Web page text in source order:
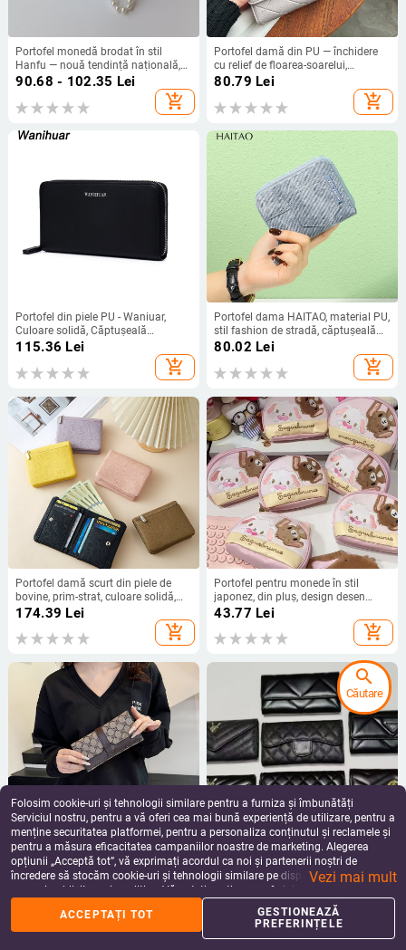
Portofel monedă brodat în stil
Hanfu — nouă tendință națională,
poliester, căptușeală din bumbac,
90.68 - 102.35 Lei
add_shopping_cart
Portofel damă din PU — închidere
cu relief de floarea-soarelui,
compartiment pentru carduri cu trei
pliuri și spații mari, impermeabil,
anti-furt
80.79 Lei
add_shopping_cart
Portofel din piele PU - Waniuar,
Culoare solidă, Căptușeală
poliester, Iarna 2024
115.36 Lei
add_shopping_cart
Portofel dama HAITAO, material PU,
stil fashion de stradă, căptușeală
poliester, extensie
80.02 Lei
add_shopping_cart
Portofel damă scurt din piele de
bovine, prim-strat, culoare solidă,
căptușeală poliester, toamnă 2025,
174.39 Lei
add_shopping_cart
Portofel pentru monede în stil
japonez, din pluș, design desen
animat, unisex, pentru depozitare
43.77 Lei
add_shopping_cart
Portofel damă din PU, cu model
floral, mai multe compartimente
pentru carduri, închidere cu
cataramă tripla, căptușeală din
74.49 - 84.27Lei
add_shopping_cart
Portofel lung din PU cu model
diamantat și clapetă — pentru
femei, ultra-ușor, căptușeală
poliester, stil urban minimalist,
primăvara 2025
119.54 - 122.54Lei
add_shopping_cart
Folosim cookie-uri și tehnologii similare pentru a furniza și îmbunătăți
Serviciul nostru, pentru a vă oferi cea mai bună experiență de utilizare, pentru a
menține securitatea platformei, pentru a personaliza conținutul și reclamele și
pentru a măsura eficacitatea campaniilor noastre de marketing. Alegerea
opțiunii „Acceptă tot”, vă exprimați acordul ca noi și partenerii noștri de
încredere să stocăm cookie-uri și tehnologii similare pe dispozitivul dvs. în
scopuri publicitare și analitice. Vă puteți gestiona preferințele în orice moment
făcând clic pe „Gestionează preferințele”. Pentru mai multe informații, vă
rugăm să consultațiPolitica noastră de confidențialitate.
Vezi mai mult
ACCEPTAȚI TOT
GESTIONEAZĂ
PREFERINȚELE
search
Căutare